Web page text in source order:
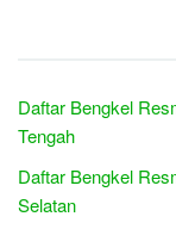
Daftar Bengkel
Tengah
Daftar Bengkel
Selatan